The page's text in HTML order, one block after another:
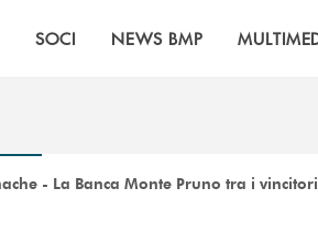
SOCI NEWS BMP
- La Banca Monte Pruno tra i